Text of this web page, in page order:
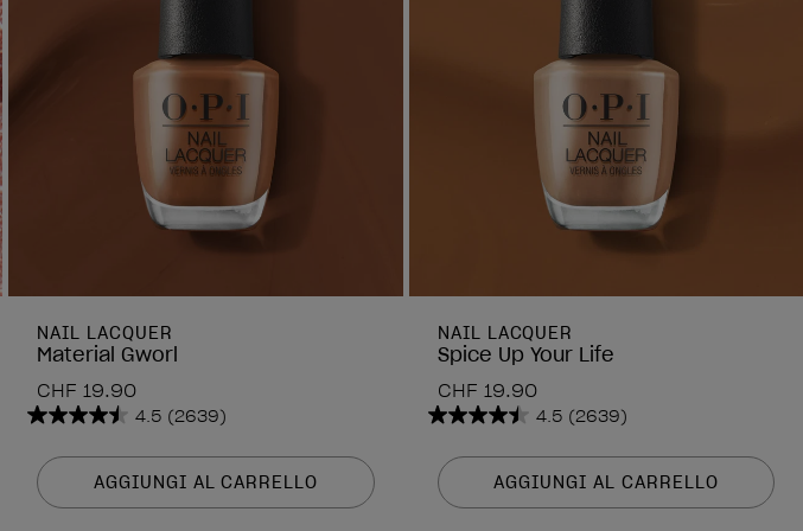
NAIL LACQUER
Material Gworl
CHF 19.90
4.5 (2639)
4.5
su
5
stelle.
AGGIUNGI AL CARRELLO
NAIL LACQUER
Spice Up Your Life
CHF 19.90
4.5 (2639)
4.5
su
5
stelle.
AGGIUNGI AL CARRELLO